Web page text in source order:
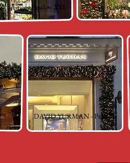
Fleurs de prestige-
prestige-Papillon XXL
7e DAVID YURMAN - Paris 8e